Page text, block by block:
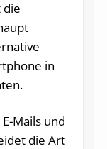
die
in
Mails und
die Art